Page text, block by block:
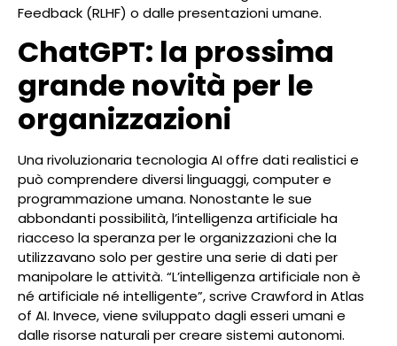
Feedback (RLHF) o dalle presentazioni umane.
ChatGPT: la prossima
grande novità per le
organizzazioni
Una rivoluzionaria tecnologia AI offre dati realistici e
può comprendere diversi linguaggi, computer e
programmazione umana. Nonostante le sue
abbondanti possibilità, l’intelligenza artificiale ha
riacceso la speranza per le organizzazioni che la
utilizzavano solo per gestire una serie di dati per
manipolare le attività. “L’intelligenza artificiale non è
né artificiale né intelligente”, scrive Crawford in Atlas
of AI. Invece, viene sviluppato dagli esseri umani e
dalle risorse naturali per creare sistemi autonomi.